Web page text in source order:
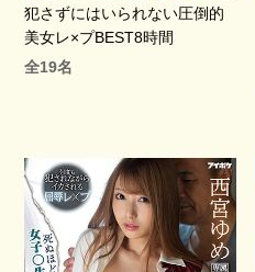
犯さずにはいられない圧倒的
美女レ×プBEST8時間
全19名